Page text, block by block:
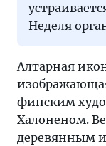
Неделя
Алтарная
финским
Халоненом.
деревянным